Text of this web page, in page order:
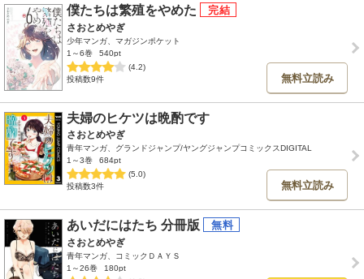
僕たちは繁殖をやめた
さおとめやぎ
少年マンガ、マガジンポケット
1～6巻
540pt
(4.2)
投稿数9件
無料立読み
夫婦のヒケツは晩酌です
さおとめやぎ
青年マンガ、グランドジャンプ/ヤングジャンプコミックスDIGITAL
1～3巻
684pt
(5.0)
投稿数3件
無料立読み
あいだにはたち 分冊版
さおとめやぎ
青年マンガ、コミックＤＡＹＳ
1～26巻
180pt